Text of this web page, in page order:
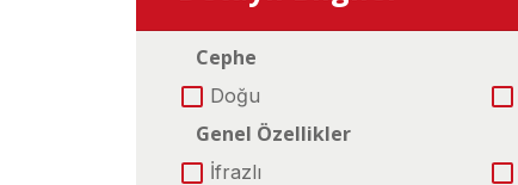
Cephe
Doğu
Genel Özellikler
İfrazlı